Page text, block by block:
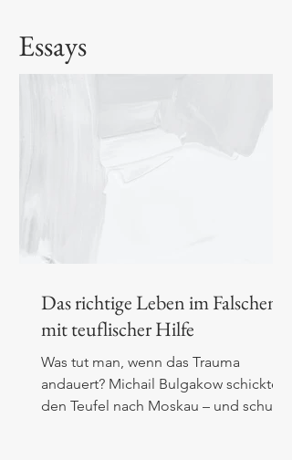
Essays
Das richtige Leben im Falschen -
mit teuflischer Hilfe
Was tut man, wenn das Trauma
andauert? Michail Bulgakow schickte
den Teufel nach Moskau – und schuf